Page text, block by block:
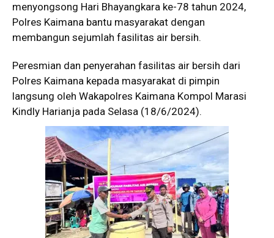
menyongsong Hari Bhayangkara ke-78 tahun 2024,
Polres Kaimana bantu masyarakat dengan
membangun sejumlah fasilitas air bersih.
Peresmian dan penyerahan fasilitas air bersih dari
Polres Kaimana kepada masyarakat di pimpin
langsung oleh Wakapolres Kaimana Kompol Marasi
Kindly Harianja pada Selasa (18/6/2024).